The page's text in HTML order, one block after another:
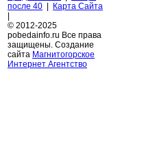
после 40 | Карта Сайта
|
© 2012-2025
pobedainfo.ru Все права
защищены. Создание
сайта Магнитогорское
Интернет Агентство